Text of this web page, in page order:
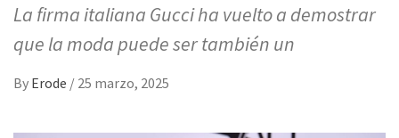
La firma italiana Gucci ha vuelto a demostrar
que la moda puede ser también un
By Erode / 25 marzo, 2025